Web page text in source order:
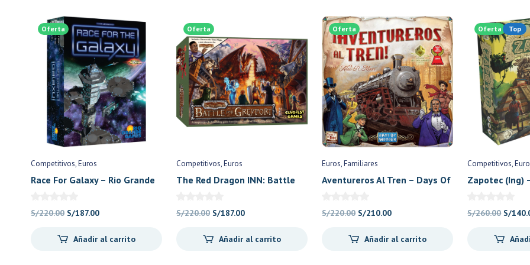
Oferta
Competitivos Euros
Race For Galaxy – Rio Grande
S/220.00 El
original
S/187.00El
actual
Añadir al carrito
Oferta
Competitivos Euros
The Red Dragon INN: Battle
S/220.00 El
original
S/187.00El
actual
Añadir al carrito
Oferta
Euros Familiares
Aventureros Al Tren – Days Of
S/220.00 El
original
S/210.00El
actual
Añadir al carrito
Oferta Top
Competitivos
Zapotec (Ing)
S/260.00 El
S/